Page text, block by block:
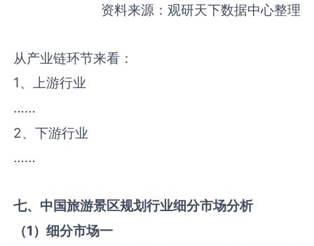
资料来源：观研天下数据中心整理
从产业链环节来看：
1、上游行业
……
2、下游行业
……
七、中国旅游景区规划行业细分市场分析
（1）细分市场一